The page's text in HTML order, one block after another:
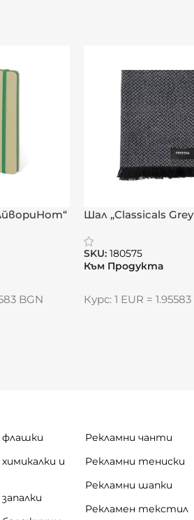
BGN
Шал „Classicals
SKU: 180575
Към Продукта
Курс: 1 EUR =
флашки
и
Рекламни чанти
Рекламни тениски
Рекламни шапки
Рекламен текстил